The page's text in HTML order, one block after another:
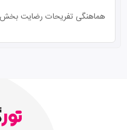
هماهنگی تفریحات رضایت بخش